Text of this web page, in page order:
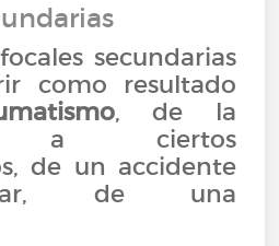
secundarias
como resultado
, de la
a ciertos
de un accidente
de una